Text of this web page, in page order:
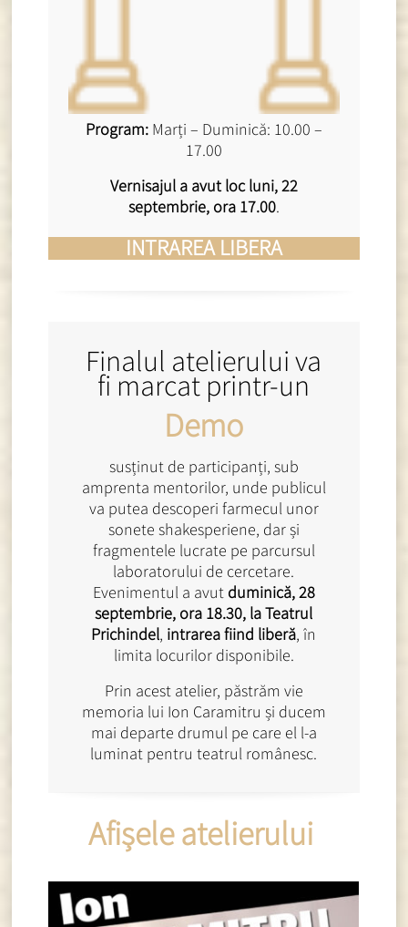
Program: Marți – Duminică: 10.00 –
17.00
Vernisajul a avut loc luni, 22
septembrie, ora 17.00.
INTRAREA LIBERA
Finalul atelierului va
fi marcat printr-un
Demo
susținut de participanți, sub
amprenta mentorilor, unde publicul
va putea descoperi farmecul unor
sonete shakesperiene, dar și
fragmentele lucrate pe parcursul
laboratorului de cercetare.
Evenimentul a avut duminică, 28
septembrie, ora 18.30, la Teatrul
Prichindel, intrarea fiind liberă, în
limita locurilor disponibile.
Prin acest atelier, păstrăm vie
memoria lui Ion Caramitru și ducem
mai departe drumul pe care el l-a
luminat pentru teatrul românesc.
Afișele atelierului